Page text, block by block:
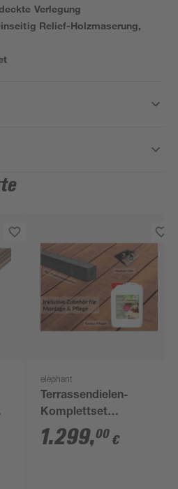
Verlegung
Relief-Holzmaserung,
elephant
Terrassendielen-
Komplettset
'CoBAM® S'
kaffeefarben 12 qm
1.299,00 €